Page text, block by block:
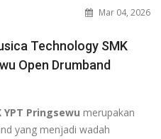
Mar 04, 2026
Technology SMK
Open Drumband
Pringsewu merupakan
yang menjadi wadah